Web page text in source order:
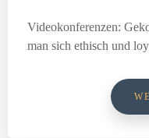
Videokonferenzen:
man sich ethisch und